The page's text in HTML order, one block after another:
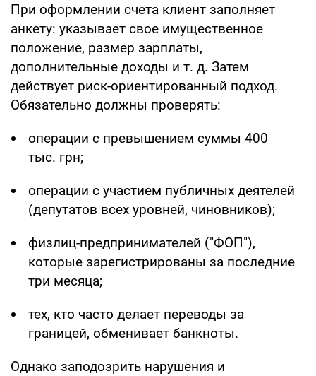
При оформлении счета клиент заполняет
анкету: указывает свое имущественное
положение, размер зарплаты,
дополнительные доходы и т. д. Затем
действует риск-ориентированный подход.
Обязательно должны проверять:
операции с превышением суммы 400
тыс. грн;
операции с участием публичных деятелей
(депутатов всех уровней, чиновников);
физлиц-предпринимателей ("ФОП"),
которые зарегистрированы за последние
три месяца;
тех, кто часто делает переводы за
границей, обменивает банкноты.
Однако заподозрить нарушения и